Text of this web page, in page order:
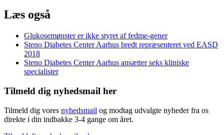
Læs også
Glukosemønster er ikke styret af fedme-gener
Steno Diabetes Center Aarhus bredt repræsenteret ved EASD
2018
Steno Diabetes Center Aarhus ansætter seks kliniske
specialister
Tilmeld dig nyhedsmail her
Tilmeld dig vores nyhedsmail og modtag udvalgte nyheder fra os
direkte i din indbakke 3-4 gange om året.